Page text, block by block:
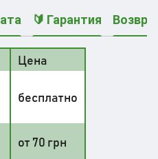
🔰 Гарантия
Цена
бесплатно
от 70 грн